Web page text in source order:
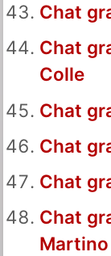
Chat
Chat
Colle
Chat
Chat
Chat
Chat
Martino